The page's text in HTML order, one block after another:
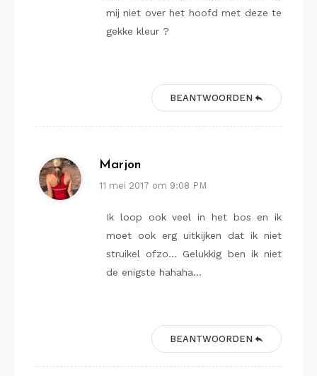
mij niet over het hoofd met deze te
gekke kleur ?
BEANTWOORDEN
Marjon
11 mei 2017 om 9:08 PM
Ik loop ook veel in het bos en ik
moet ook erg uitkijken dat ik niet
struikel ofzo… Gelukkig ben ik niet
de enigste hahaha…
BEANTWOORDEN